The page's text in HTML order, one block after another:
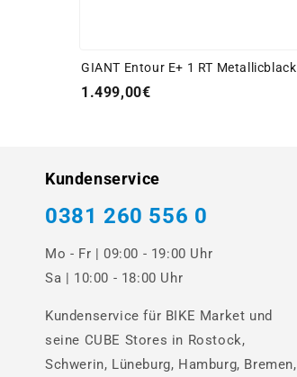
GIANT Entour E+ 1 RT Metallicblack
1.499,00€
Kundenservice
0381 260 556 0
Mo - Fr | 09:00 - 19:00 Uhr
Sa | 10:00 - 18:00 Uhr
Kundenservice für BIKE Market und
seine CUBE Stores in Rostock,
Schwerin, Lüneburg, Hamburg, Bremen,